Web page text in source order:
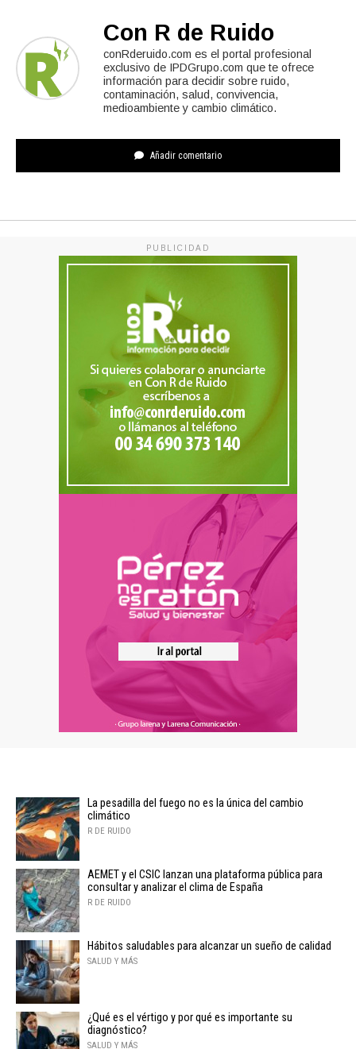
Con R de Ruido
conRderuido.com es el portal profesional
exclusivo de IPDGrupo.com que te ofrece
información para decidir sobre ruido,
contaminación, salud, convivencia,
medioambiente y cambio climático.
Añadir comentario
PUBLICIDAD
La pesadilla del fuego no es la única del cambio
climático
R DE RUIDO
AEMET y el CSIC lanzan una plataforma pública para
consultar y analizar el clima de España
R DE RUIDO
Hábitos saludables para alcanzar un sueño de calidad
SALUD Y MÁS
¿Qué es el vértigo y por qué es importante su
diagnóstico?
SALUD Y MÁS